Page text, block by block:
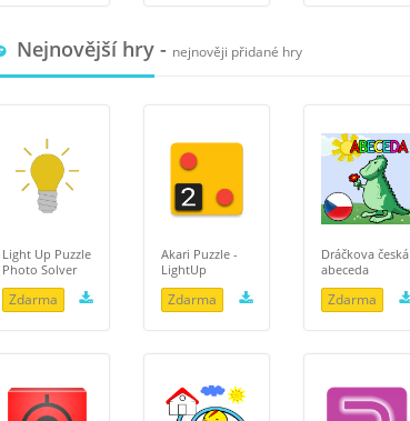
Nejnovější hry- nejnověji přidané hry
Light Up Puzzle
Photo Solver
Zdarma
Akari Puzzle -
LightUp
Zdarma
Dráčkova česká
abeceda
Zdarma